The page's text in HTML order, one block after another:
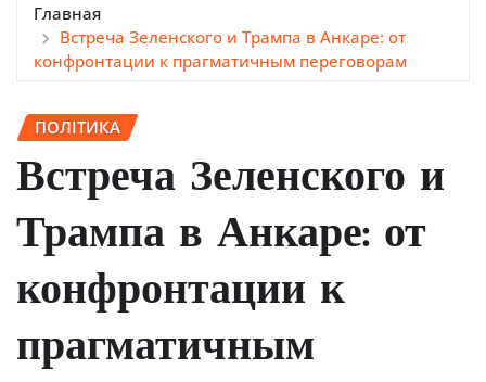
Главная
Встреча Зеленского и Трампа в Анкаре: от
конфронтации к прагматичным переговорам
ПОЛІТИКА
Встреча Зеленского и
Трампа в Анкаре: от
конфронтации к
прагматичным